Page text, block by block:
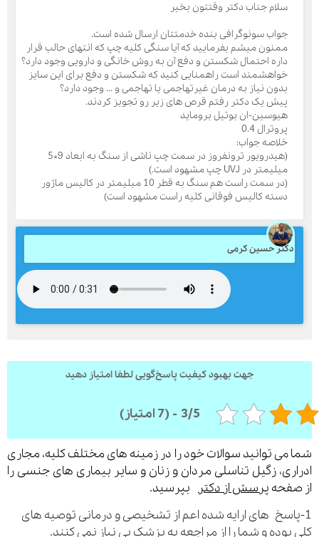
سلام جناب دکتر وقتتون بخیر
جواب سونوگرافی بنده خدمتتان ارسال شده است.
ممنون میشم بفرمایید که آیا سنگی کلیه چپ که انتهای حالب قرار
داره احتمال شکستن و دفع آن به روش خانگی و دارویی وجود دارد؟
خواهشمند است راهمنایی کنید که شکستن و دفع برای این سایز
بدون نیاز به درمان غیرتهاجمی یا تهاجمی و ... وجود دارد؟
پیش یک دکتر رفتم قرص های زیر رو تجویز کردند.
هیوسین-ان بوتیل بروماید
پروترال 0.4
خلاصه جواب:
(هیدرویور ترونفروز در سمت چپ ناشی از سنگ به ابعاد 9*5
میلیمتر در UVJ چپ مشهود است.)
(در سمت راست هم سنگ به قطر 10 میلیمتر در کالیس ماژور
دسته کالیس فوقانی کلیه راست مشهود است)
دکتر حسین کرمی
جهت بهبود کیفیت پاسخ‌گویی لطفا امتیاز دهید
3/5 - (7 امتیاز)
توانید سوالات خود را در زمینه های مختلف کلیه، مجاری
زگیل تناسلی مردان و زنان و سایر بیماری های جنسی را
پرسش از دکتربپرسید.
های ارایه شده اعم از تشخیصی و درمانی توصیه های
و شما را از مراجعه به پزشک بی نیاز نمی کنند.